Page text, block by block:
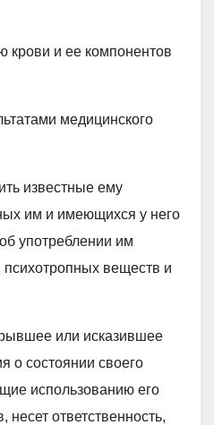
крови и ее компонентов
медицинского
известные ему
им и имеющихся у него
употреблении им
психотропных веществ и
или исказившее
о состоянии своего
использованию его
несет ответственность,